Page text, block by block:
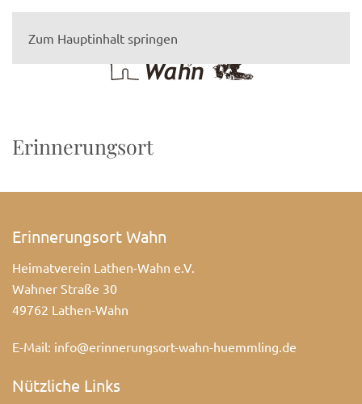
Zum Hauptinhalt springen
Erinnerungsort
Erinnerungsort Wahn
Heimatverein Lathen-Wahn e.V.
Wahner Straße 30
49762 Lathen-Wahn
E-Mail: info@erinnerungsort-wahn-huemmling.de
Nützliche Links